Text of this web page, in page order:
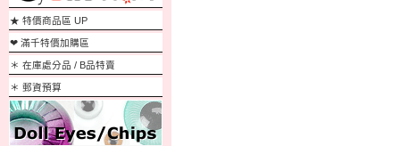
★ 特價商品區 UP
❤ 滿千特價加購區
＊ 在庫處分品 / B品特賣
＊ 郵資預算